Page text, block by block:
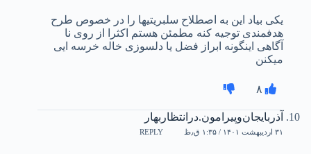
یکی بیاد این به اصطلاح سلبریتیها را در خصوص طرح
هدفمندی توجیه کنه مطمئن هستم اکثرا از روی نا
آگاهی اینگونه ابراز فضل یا دلسوزی خاله خرسه ایی
میکنن
۸
آذربایجان‌وپیرامون.در‌انتظاربهار
۳۱ اردیبهشت ۱۴۰۱ / ۱:۳۵ ق٫ظ REPLY